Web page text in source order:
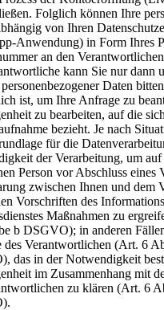
Folglich können Ihre
von Ihren
Anwendung) in Form Ihres
an den
kann Sie nur dann
Daten
ist, um Ihre Anfrage zu
zu bearbeiten, auf die
bezieht. Je nach
für die
der Verarbeitung, um
Person vor Abschluss eines
zwischen Ihnen und dem
Vorschriften des
Maßnahmen zu
b DSGVO); in anderen
des Verantwortlichen (Art. 6
das in der Notwendigkeit
im Zusammenhang mit
zu klären (Art. 6